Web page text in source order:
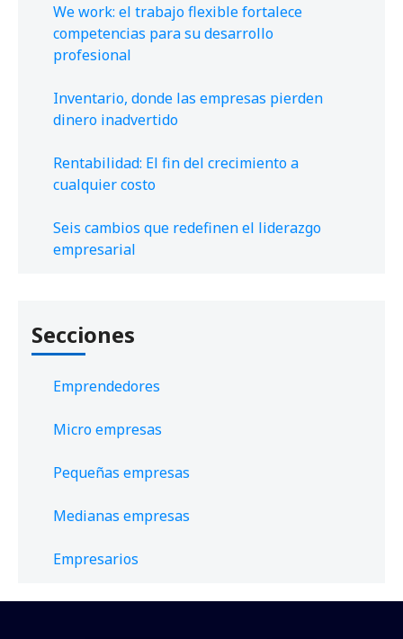
We work: el trabajo flexible fortalece
competencias para su desarrollo
profesional
Inventario, donde las empresas pierden
dinero inadvertido
Rentabilidad: El fin del crecimiento a
cualquier costo
Seis cambios que redefinen el liderazgo
empresarial
Secciones
Emprendedores
Micro empresas
Pequeñas empresas
Medianas empresas
Empresarios